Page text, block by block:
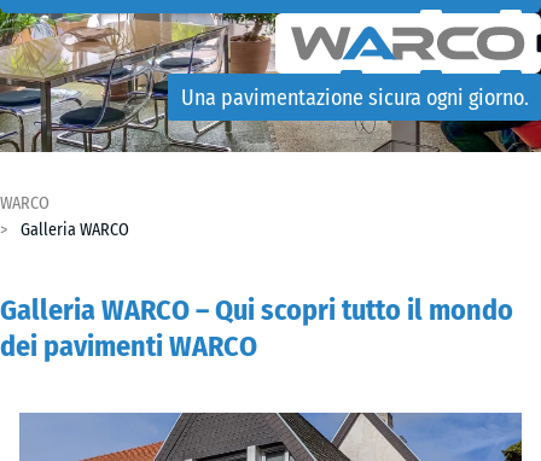
Una pavimentazione sicura ogni giorno.
WARCO
Galleria WARCO
Galleria WARCO – Qui scopri tutto il mondo
dei pavimenti WARCO